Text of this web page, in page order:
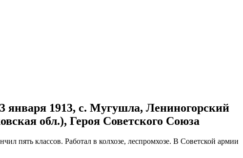
января 1913, с. Мугушла, Лениногорский
обл.), Героя Советского Союза
пять классов. Работал в колхозе, леспромхозе. В Советской армии